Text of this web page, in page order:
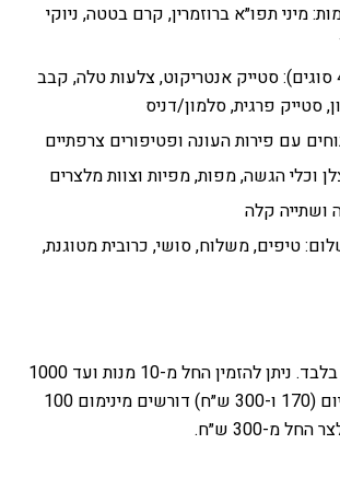
מיני תפו״א ברוזמרין, קרם בטטה, ניוקי
עיקריות (4 סוגים): סטייק אנטריקוט, צלעות טלה, קבב
סטייק פרגית, סלמון/דניס
עם פירות העונה ופטיפורים צרפתיים
וכלי הגשה, מפות, מפיות וצוות מלצרים
ושתייה קלה
טיפים, משלוח, סושי, כרובית מטוגנת,
ניתן להזמין החל מ-10 מנות ועד 1000
מנות. תפריטי הפרימיום (170 ו-300 ש״ח) דורשים מינימום 100
מ-300 ש״ח.